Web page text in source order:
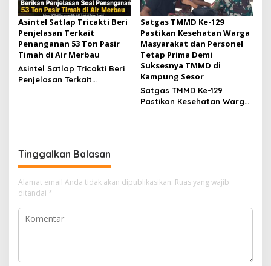
Asintel Satlap Tricakti Beri
Penjelasan Terkait
Penanganan 53 Ton Pasir
Timah di Air Merbau
Asintel Satlap Tricakti Beri
Penjelasan Terkait
Satgas TMMD Ke-129
Pastikan Kesehatan Warga
Masyarakat dan Personel
Tetap Prima Demi
Suksesnya TMMD di
Kampung Sesor
Satgas TMMD Ke-129
Pastikan Kesehatan Warga
Tinggalkan Balasan
Alamat email Anda tidak akan dipublikasikan. Ruas yang wajib
ditandai *